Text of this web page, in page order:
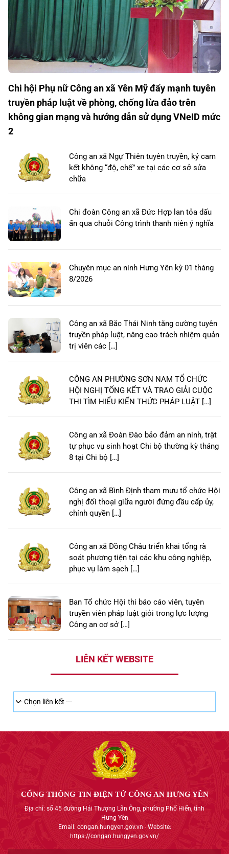
Chi hội Phụ nữ Công an xã Yên Mỹ đẩy mạnh tuyên
truyền pháp luật về phòng, chống lừa đảo trên
không gian mạng và hướng dẫn sử dụng VNeID mức
2
Công an xã Ngự Thiên tuyên truyền, ký cam
kết không “độ, chế” xe tại các cơ sở sửa
chữa
Chi đoàn Công an xã Đức Hợp lan tỏa dấu
ấn qua chuỗi Công trình thanh niên ý nghĩa
Chuyên mục an ninh Hưng Yên kỳ 01 tháng
8/2026
Công an xã Bắc Thái Ninh tăng cường tuyên
truyền pháp luật, nâng cao trách nhiệm quản
trị viên các […]
CÔNG AN PHƯỜNG SƠN NAM TỔ CHỨC
HỘI NGHỊ TỔNG KẾT VÀ TRAO GIẢI CUỘC
THI TÌM HIỂU KIẾN THỨC PHÁP LUẬT […]
Công an xã Đoàn Đào bảo đảm an ninh, trật
tự phục vụ sinh hoạt Chi bộ thường kỳ tháng
8 tại Chi bộ […]
Công an xã Bình Định tham mưu tổ chức Hội
nghị đối thoại giữa người đứng đầu cấp ủy,
chính quyền […]
Công an xã Đồng Châu triển khai tổng rà
soát phương tiện tại các khu công nghiệp,
phục vụ làm sạch […]
Ban Tổ chức Hội thi báo cáo viên, tuyên
truyền viên pháp luật giỏi trong lực lượng
Công an cơ sở […]
LIÊN KẾT WEBSITE
CỔNG THÔNG TIN ĐIỆN TỬ CÔNG AN HƯNG YÊN
Địa chỉ: số 45 đường Hải Thượng Lãn Ông, phường Phố Hiến, tỉnh
Hưng Yên
Email: congan.hungyen.gov.vn - Website:
https://congan.hungyen.gov.vn/